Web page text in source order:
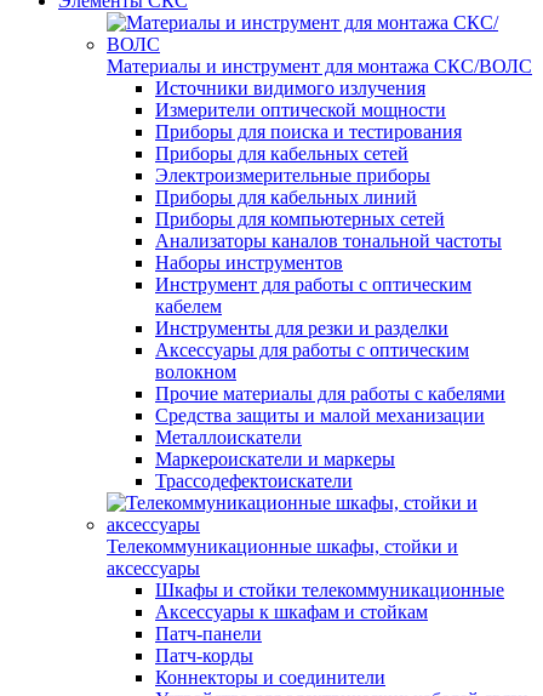
Материалы и инструмент для монтажа СКС/ВОЛС
Источники видимого излучения
Измерители оптической мощности
Приборы для поиска и тестирования
Приборы для кабельных сетей
Электроизмерительные приборы
Приборы для кабельных линий
Приборы для компьютерных сетей
Анализаторы каналов тональной частоты
Наборы инструментов
Инструмент для работы с оптическим
кабелем
Инструменты для резки и разделки
Аксессуары для работы с оптическим
волокном
Прочие материалы для работы с кабелями
Средства защиты и малой механизации
Металлоискатели
Маркероискатели и маркеры
Трассодефектоискатели
Телекоммуникационные шкафы, стойки и
аксессуары
Шкафы и стойки телекоммуникационные
Аксессуары к шкафам и стойкам
Патч-панели
Патч-корды
Коннекторы и соединители